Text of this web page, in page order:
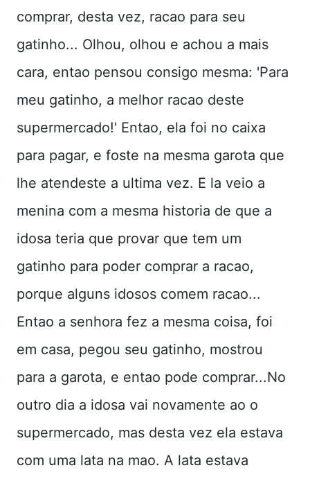
comprar, desta vez, racao para seu
gatinho... Olhou, olhou e achou a mais
cara, entao pensou consigo mesma: 'Para
meu gatinho, a melhor racao deste
supermercado!' Entao, ela foi no caixa
para pagar, e foste na mesma garota que
lhe atendeste a ultima vez. E la veio a
menina com a mesma historia de que a
idosa teria que provar que tem um
gatinho para poder comprar a racao,
porque alguns idosos comem racao...
Entao a senhora fez a mesma coisa, foi
em casa, pegou seu gatinho, mostrou
para a garota, e entao pode comprar...No
outro dia a idosa vai novamente ao o
supermercado, mas desta vez ela estava
com uma lata na mao. A lata estava